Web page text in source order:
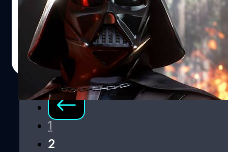
ภาคใหม่มาแล้ว
วงศกร ปฐมชัยวัฒน์| 4128 days ago
Read More
1
2